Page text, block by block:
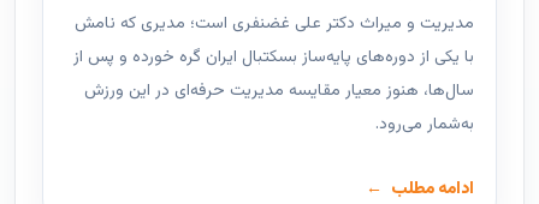
مدیریت و میراث دکتر علی غضنفری است؛ مدیری که نامش
با یکی از دوره‌های پایه‌ساز بسکتبال ایران گره خورده و پس از
سال‌ها، هنوز معیار مقایسه مدیریت حرفه‌ای در این ورزش
به‌شمار می‌رود.
ادامه مطلب